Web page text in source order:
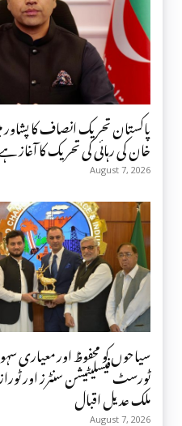
پاکستان تحریک انصاف کا
خان کی رہائی کی تحریک کا آغاز
August 7, 2026
سیاحوں کو محفوظ اور معیاری
ٹورسٹ فیسلیٹیشن سنٹرز اور
ملک عدیل اقبال
August 7, 2026